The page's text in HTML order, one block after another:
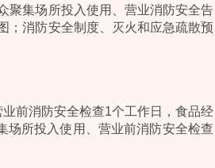
聚集场所投入使用、营业消防安全告
；消防安全制度、灭火和应急疏散预
前消防安全检查1个工作日，食品经
场所投入使用、营业前消防安全检查